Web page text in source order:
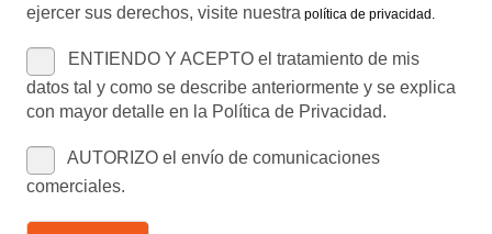
ejercer sus derechos, visite nuestra política de privacidad .
ENTIENDO Y ACEPTO el tratamiento de mis
datos tal y como se describe anteriormente y se explica
con mayor detalle en la Política de Privacidad.
AUTORIZO el envío de comunicaciones
comerciales.